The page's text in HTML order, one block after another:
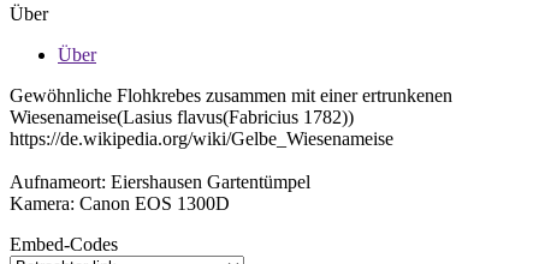
Über
Über
Gewöhnliche Flohkrebes zusammen mit einer ertrunkenen
Wiesenameise(Lasius flavus(Fabricius 1782))
https://de.wikipedia.org/wiki/Gelbe_Wiesenameise
Aufnameort: Eiershausen Gartentümpel
Kamera: Canon EOS 1300D
Embed-Codes